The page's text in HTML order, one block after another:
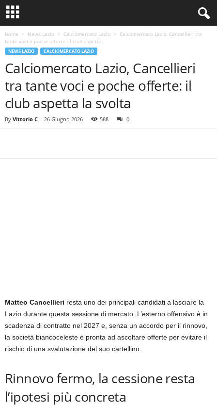
Home News Lazio Calciomercato Lazio
Calciomercato Lazio, Cancellieri tra
tante voci e poche offerte: il club aspetta...
NEWS LAZIO CALCIOMERCATO LAZIO
Calciomercato Lazio, Cancellieri
tra tante voci e poche offerte: il
club aspetta la svolta
By Vittorio C - 26 Giugno 2026 588 0
Matteo Cancellieri resta uno dei principali candidati a lasciare la
Lazio durante questa sessione di mercato. L’esterno offensivo è in
scadenza di contratto nel 2027 e, senza un accordo per il rinnovo,
la società biancoceleste è pronta ad ascoltare offerte per evitare il
rischio di una svalutazione del suo cartellino.
Rinnovo fermo, la cessione resta
l’ipotesi più concreta